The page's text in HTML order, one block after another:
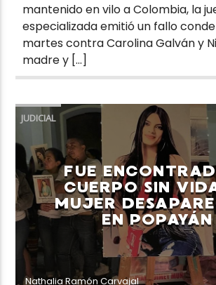
mantenido en vilo a Colombia, la
especializada emitió un fallo
martes contra Carolina Galván y
madre y […]
JUDICIAL
FUE
CUERPO SIN
MUJER
EN POPAYÁN
Nathalia Ramón Carvajal